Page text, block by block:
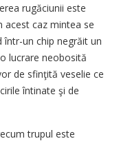
rugăciunii este
acest caz mintea se
un chip negrăit un
lucrare neobosită
de sfinţită veselie ce
întinate şi de
trupul este